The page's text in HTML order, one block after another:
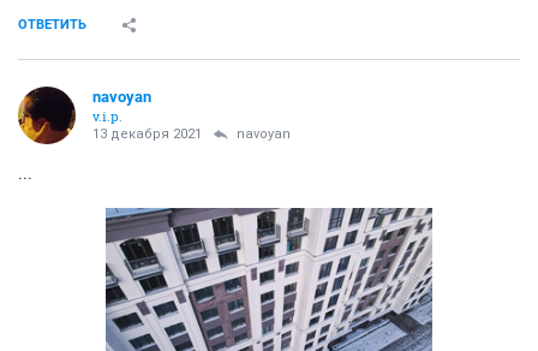
ОТВЕТИТЬ
navoyan
v.i.p.
13 декабря 2021 navoyan
...